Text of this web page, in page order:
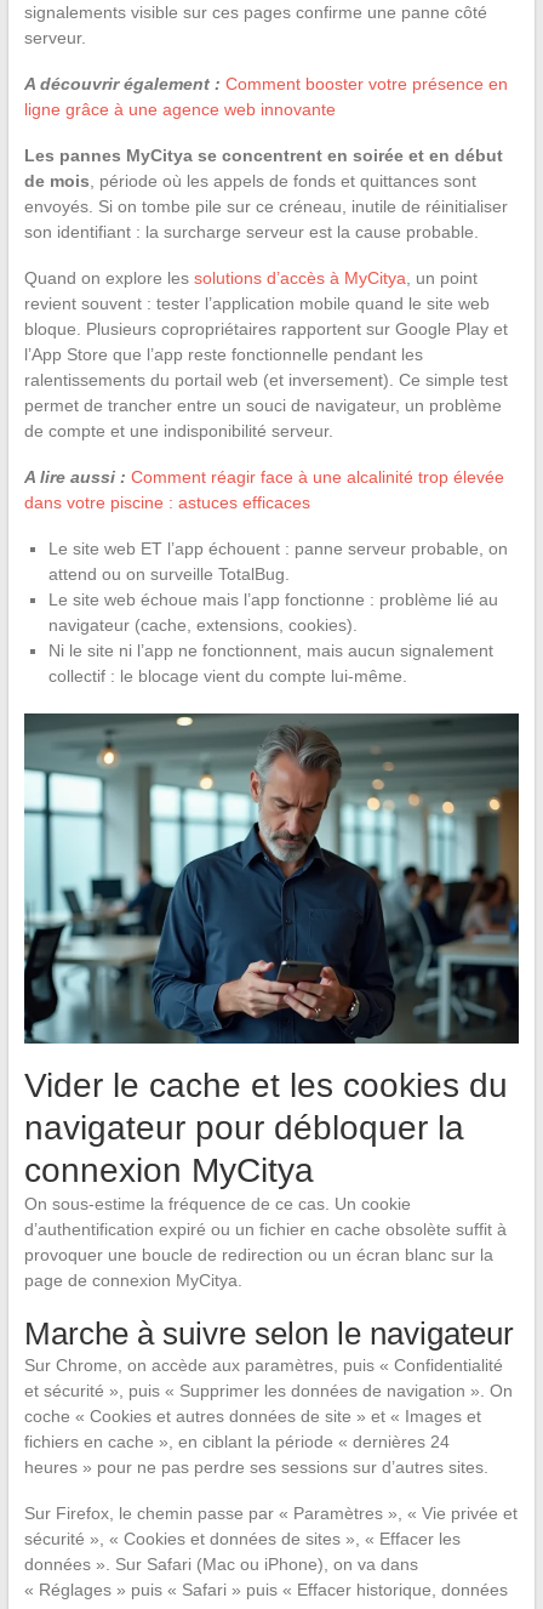
signalements visible sur ces pages confirme une panne côté
serveur.
A découvrir également : Comment booster votre présence en
ligne grâce à une agence web innovante
Les pannes MyCitya se concentrent en soirée et en début
de mois , période où les appels de fonds et quittances sont
envoyés. Si on tombe pile sur ce créneau, inutile de réinitialiser
son identifiant : la surcharge serveur est la cause probable.
Quand on explore les solutions d’accès à MyCitya , un point
revient souvent : tester l’application mobile quand le site web
bloque. Plusieurs copropriétaires rapportent sur Google Play et
l’App Store que l’app reste fonctionnelle pendant les
ralentissements du portail web (et inversement). Ce simple test
permet de trancher entre un souci de navigateur, un problème
de compte et une indisponibilité serveur.
A lire aussi : Comment réagir face à une alcalinité trop élevée
dans votre piscine : astuces efficaces
Le site web ET l’app échouent : panne serveur probable, on
attend ou on surveille TotalBug.
Le site web échoue mais l’app fonctionne : problème lié au
navigateur (cache, extensions, cookies).
Ni le site ni l’app ne fonctionnent, mais aucun signalement
collectif : le blocage vient du compte lui-même.
Vider le cache et les cookies du
navigateur pour débloquer la
connexion MyCitya
On sous-estime la fréquence de ce cas. Un cookie
d’authentification expiré ou un fichier en cache obsolète suffit à
provoquer une boucle de redirection ou un écran blanc sur la
page de connexion MyCitya.
Marche à suivre selon le navigateur
Sur Chrome, on accède aux paramètres, puis « Confidentialité
et sécurité », puis « Supprimer les données de navigation ». On
coche « Cookies et autres données de site » et « Images et
fichiers en cache », en ciblant la période « dernières 24
heures » pour ne pas perdre ses sessions sur d’autres sites.
Sur Firefox, le chemin passe par « Paramètres », « Vie privée et
sécurité », « Cookies et données de sites », « Effacer les
données ». Sur Safari (Mac ou iPhone), on va dans
« Réglages » puis « Safari » puis « Effacer historique, données